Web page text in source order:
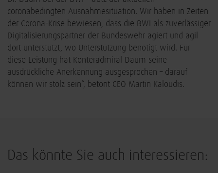
coronabedingten Ausnahmesituation. Wir haben in Zeiten
der Corona-Krise bewiesen, dass die BWI als zuverlässiger
Digitalisierungspartner der Bundeswehr agiert und agil
dort unterstützt, wo Unterstützung benötigt wird. Für
diese Leistung hat Konteradmiral Daum seine
ausdrückliche Anerkennung ausgesprochen – darauf
können wir stolz sein“, betont CEO Martin Kaloudis.
Das könnte Sie auch interessieren: